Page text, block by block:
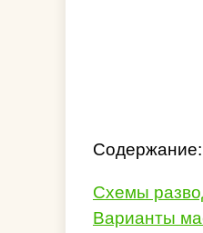
Содержание:
Схемы
Варианты